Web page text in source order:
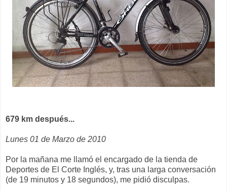
679 km después...
Lunes 01 de Marzo de 2010
Por la mañana me llamó el encargado de la tienda de
Deportes de El Corte Inglés, y, tras una larga conversación
(de 19 minutos y 18 segundos), me pidió disculpas.